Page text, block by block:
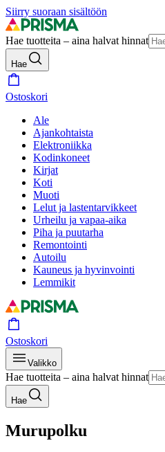
Siirry suoraan sisältöön
Hae tuotteita – aina halvat hinnat
Hae
Ostoskori
Ale
Ajankohtaista
Elektroniikka
Kodinkoneet
Kirjat
Koti
Muoti
Lelut ja lastentarvikkeet
Urheilu ja vapaa-aika
Piha ja puutarha
Remontointi
Autoilu
Kauneus ja hyvinvointi
Lemmikit
Ostoskori
Valikko
Hae tuotteita – aina halvat hinnat
Hae
Murupolku